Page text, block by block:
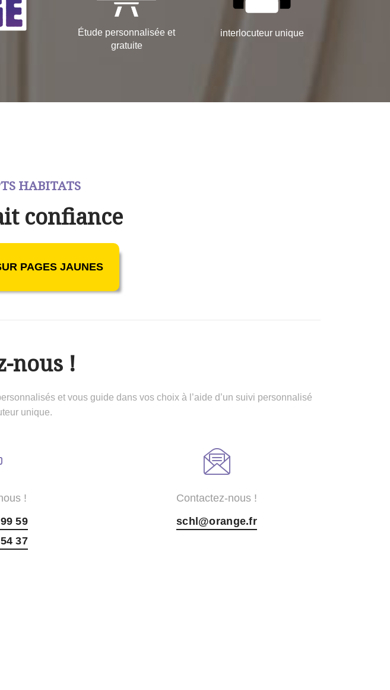
Étude personnalisée et
gratuite
interlocuteur unique
HABITATS
confiance
PAGES JAUNES
nous !
et vous guide dans vos choix à l’aide d’un suivi personnalisé
unique.
!
59
37
Contactez-nous !
schl@orange.fr